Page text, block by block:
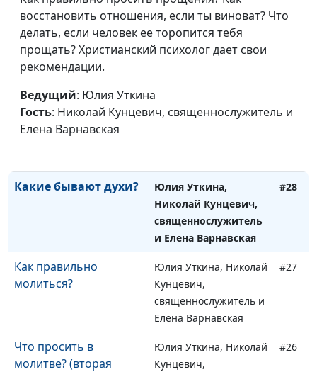
восстановить отношения, если ты виноват? Что
делать, если человек ее торопится тебя
прощать? Христианский психолог дает свои
рекомендации.
Ведущий: Юлия Уткина
Гость: Николай Кунцевич, священнослужитель и
Елена Варнавская
Юлия Уткина, Николай
Кунцевич,
священнослужитель и
Сверхъестественный
духовный мир, как он
на нас влияет?
Юлия Уткина, Николай
#29
Какие бывают духи?
Юлия Уткина,
Николай Кунцевич,
священнослужитель
и Елена Варнавская
#28
Как правильно
молиться?
Юлия Уткина, Николай
Кунцевич,
священнослужитель и
Елена Варнавская
#27
Что просить в
молитве? (вторая
Юлия Уткина, Николай
Кунцевич,
#26